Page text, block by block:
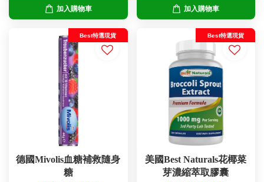
加入購物車 加入購物車
Best特選現貨
德國Mivolis血糖補救隨身
糖
Best特選現貨
美國Best Naturals花椰菜
芽濃縮萃取膠囊